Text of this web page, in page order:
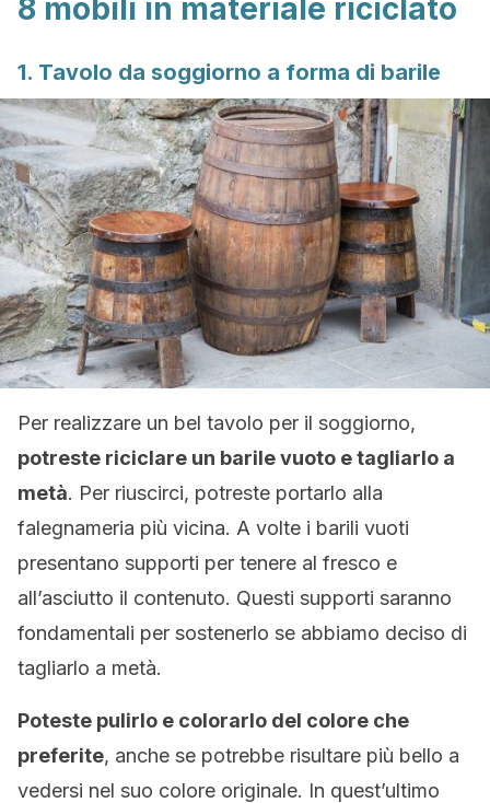
8 mobili in materiale riciclato
1. Tavolo da soggiorno a forma di barile
Per realizzare un bel tavolo per il soggiorno,
potreste riciclare un barile vuoto e tagliarlo a
metà. Per riuscirci, potreste portarlo alla
falegnameria più vicina. A volte i barili vuoti
presentano supporti per tenere al fresco e
all’asciutto il contenuto. Questi supporti saranno
fondamentali per sostenerlo se abbiamo deciso di
tagliarlo a metà.
Poteste pulirlo e colorarlo del colore che
preferite, anche se potrebbe risultare più bello a
vedersi nel suo colore originale. In quest’ultimo